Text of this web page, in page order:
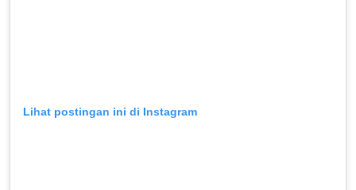
Lihat postingan ini di Instagram